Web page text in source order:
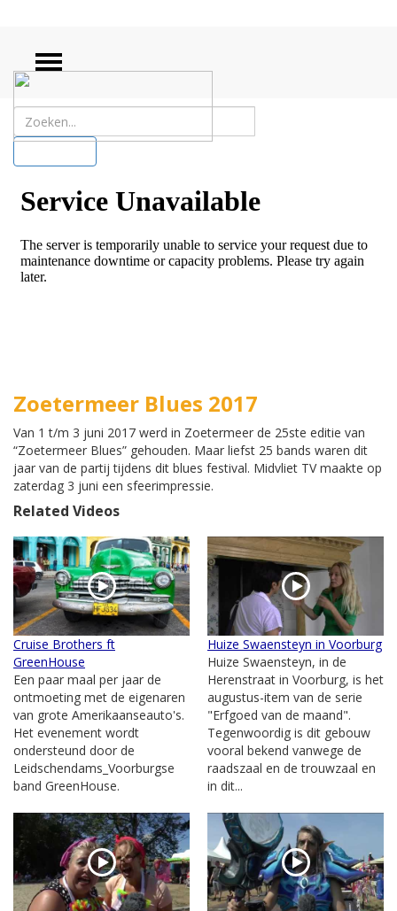
Zoetermeer Blues 2017
Van 1 t/m 3 juni 2017 werd in Zoetermeer de 25ste editie van
“Zoetermeer Blues” gehouden. Maar liefst 25 bands waren dit
jaar van de partij tijdens dit blues festival. Midvliet TV maakte op
zaterdag 3 juni een sfeerimpressie.
Related Videos
Cruise Brothers ft
GreenHouse
Een paar maal per jaar de
ontmoeting met de eigenaren
van grote Amerikaanseauto's.
Het evenement wordt
ondersteund door de
Leidschendams_Voorburgse
band GreenHouse.
Huize Swaensteyn in Voorburg
Huize Swaensteyn, in de
Herenstraat in Voorburg, is het
augustus-item van de serie
"Erfgoed van de maand".
Tegenwoordig is dit gebouw
vooral bekend vanwege de
raadszaal en de trouwzaal en
in dit...